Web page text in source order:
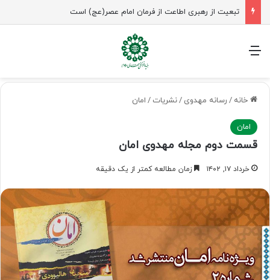
تبعیت از رهبری اطاعت از فرمان امام عصر(عج) است
منو
خانه / رسانه مهدوی /نشریات / امان
امان
قسمت دوم مجله مهدوی امان
خرداد ۱۷, ۱۴۰۲ زمان مطالعه کمتر از یک دقیقه